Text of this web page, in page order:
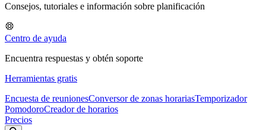
Consejos, tutoriales e información sobre planificación
Centro de ayuda
Encuentra respuestas y obtén soporte
Herramientas gratis
Encuesta de reunionesConversor de zonas horariasTemporizador
PomodoroCreador de horarios
Precios